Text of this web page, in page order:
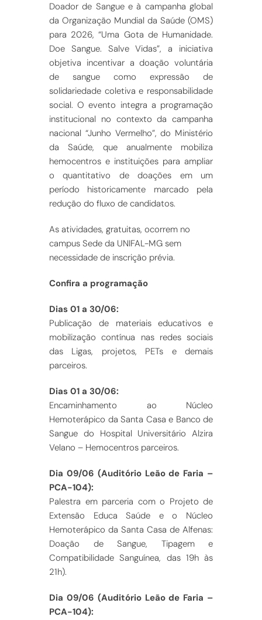
Doador de Sangue e à campanha global
da Organização Mundial da Saúde (OMS)
para 2026, “Uma Gota de Humanidade.
Doe Sangue. Salve Vidas”, a iniciativa
objetiva incentivar a doação voluntária
de sangue como expressão de
solidariedade coletiva e responsabilidade
social. O evento integra a programação
institucional no contexto da campanha
nacional “Junho Vermelho”, do Ministério
da Saúde, que anualmente mobiliza
hemocentros e instituições para ampliar
o quantitativo de doações em um
período historicamente marcado pela
redução do fluxo de candidatos.
As atividades, gratuitas, ocorrem no
campus Sede da UNIFAL-MG sem
necessidade de inscrição prévia.
Confira a programação
Dias 01 a 30/06:
Publicação de materiais educativos e
mobilização contínua nas redes sociais
das Ligas, projetos, PETs e demais
parceiros.
Dias 01 a 30/06:
Encaminhamento ao Núcleo
Hemoterápico da Santa Casa e Banco de
Sangue do Hospital Universitário Alzira
Velano – Hemocentros parceiros.
Dia 09/06 (Auditório Leão de Faria –
PCA-104):
Palestra em parceria com o Projeto de
Extensão Educa Saúde e o Núcleo
Hemoterápico da Santa Casa de Alfenas:
Doação de Sangue, Tipagem e
Compatibilidade Sanguínea, das 19h às
21h).
Dia 09/06 (Auditório Leão de Faria –
PCA-104):